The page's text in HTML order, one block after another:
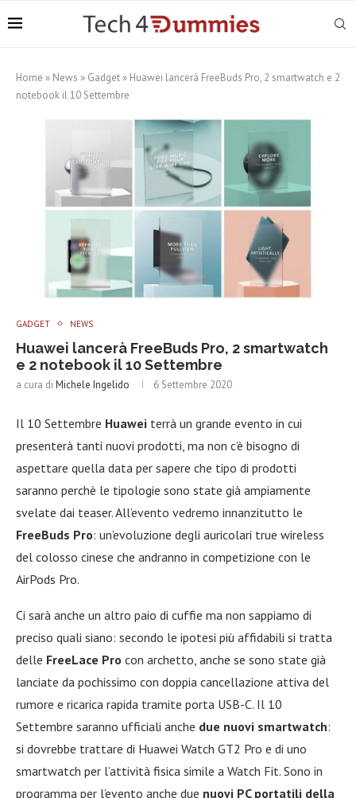
Home » News » Gadget » Huawei lancerà FreeBuds Pro, 2 smartwatch e 2
notebook il 10 Settembre
GADGET NEWS
Huawei lancerà FreeBuds Pro, 2 smartwatch
e 2 notebook il 10 Settembre
a cura di Michele Ingelido 6 Settembre 2020
Il 10 Settembre Huawei terrà un grande evento in cui
presenterà tanti nuovi prodotti, ma non c’è bisogno di
aspettare quella data per sapere che tipo di prodotti
saranno perchè le tipologie sono state già ampiamente
svelate dai teaser. All’evento vedremo innanzitutto le
FreeBuds Pro: un’evoluzione degli auricolari true wireless
del colosso cinese che andranno in competizione con le
AirPods Pro.
Ci sarà anche un altro paio di cuffie ma non sappiamo di
preciso quali siano: secondo le ipotesi più affidabili si tratta
delle FreeLace Pro con archetto, anche se sono state già
lanciate da pochissimo con doppia cancellazione attiva del
rumore e ricarica rapida tramite porta USB-C. Il 10
Settembre saranno ufficiali anche due nuovi smartwatch:
si dovrebbe trattare di Huawei Watch GT2 Pro e di uno
smartwatch per l’attività fisica simile a Watch Fit. Sono in
programma per l’evento anche due nuovi PC portatili della